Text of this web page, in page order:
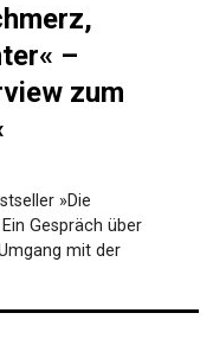
–
zum
»Die
Gespräch über
mit der